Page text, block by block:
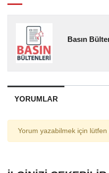
Basın
YORUMLAR
Yorum yazabilmek için lütfen